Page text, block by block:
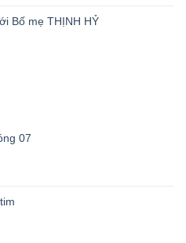
Bố mẹ THỊNH HỶ
07